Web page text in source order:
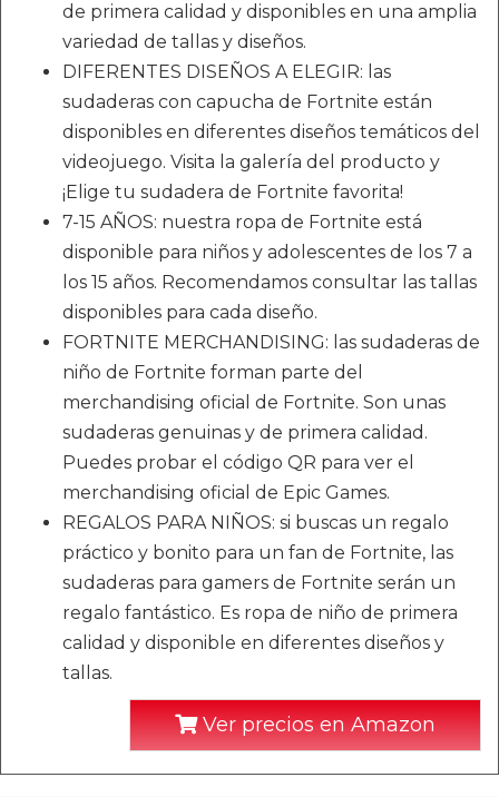
de primera calidad y disponibles en una amplia
variedad de tallas y diseños.
DIFERENTES DISEÑOS A ELEGIR: las
sudaderas con capucha de Fortnite están
disponibles en diferentes diseños temáticos del
videojuego. Visita la galería del producto y
¡Elige tu sudadera de Fortnite favorita!
7-15 AÑOS: nuestra ropa de Fortnite está
disponible para niños y adolescentes de los 7 a
los 15 años. Recomendamos consultar las tallas
disponibles para cada diseño.
FORTNITE MERCHANDISING: las sudaderas de
niño de Fortnite forman parte del
merchandising oficial de Fortnite. Son unas
sudaderas genuinas y de primera calidad.
Puedes probar el código QR para ver el
merchandising oficial de Epic Games.
REGALOS PARA NIÑOS: si buscas un regalo
práctico y bonito para un fan de Fortnite, las
sudaderas para gamers de Fortnite serán un
regalo fantástico. Es ropa de niño de primera
calidad y disponible en diferentes diseños y
tallas.
Ver precios en Amazon